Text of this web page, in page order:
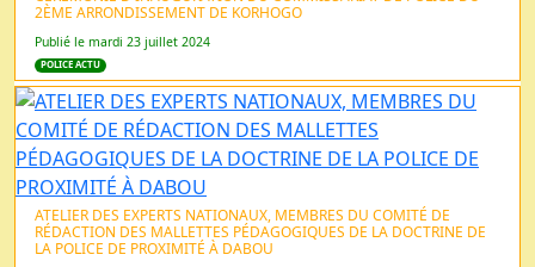
2ÈME ARRONDISSEMENT DE KORHOGO
Publié le mardi 23 juillet 2024
POLICE ACTU
ATELIER DES EXPERTS NATIONAUX, MEMBRES DU COMITÉ DE
RÉDACTION DES MALLETTES PÉDAGOGIQUES DE LA DOCTRINE DE
LA POLICE DE PROXIMITÉ À DABOU